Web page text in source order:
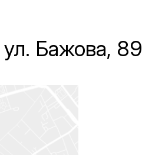
Бажова, 89